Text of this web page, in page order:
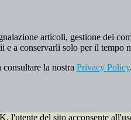
articoli, gestione dei
a conservarli solo per il tempo
la nostra Privacy Policy.
del sito acconsente